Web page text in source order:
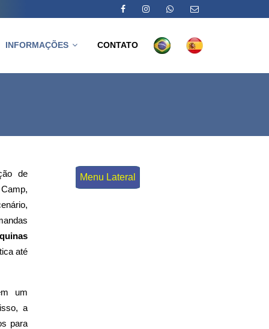
INFORMAÇÕES CONTATO
de
até
um
a
para
Menu Lateral